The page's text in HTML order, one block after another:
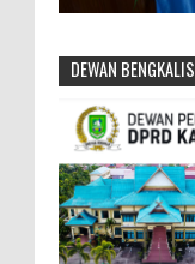
DEWAN BENGKALIS